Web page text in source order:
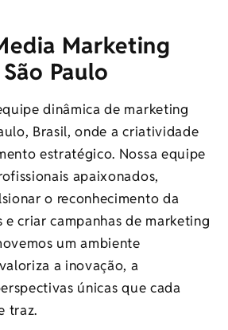
Marketing
Paulo
dinâmica de marketing
Brasil, onde a criatividade
estratégico. Nossa equipe
apaixonados,
o reconhecimento da
e criar campanhas de marketing
um ambiente
a inovação, a
únicas que cada
traz.